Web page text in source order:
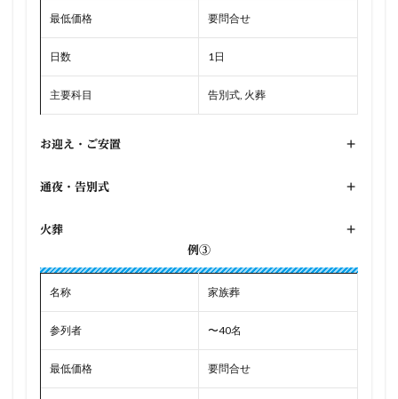
最低価格 要問合せ
日数 1日
主要科目 告別式, 火葬
お迎え・ご安置 +
通夜・告別式 +
火葬
+
例③
名称 家族葬
参列者 〜40名
最低価格 要問合せ